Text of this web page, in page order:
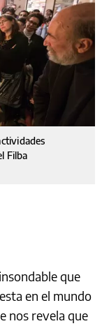
Filba
que
en el mundo
nos revela que